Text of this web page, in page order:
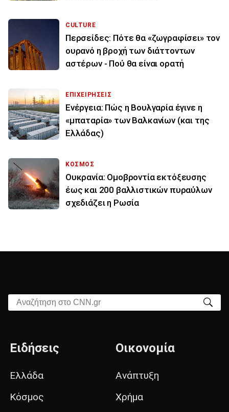
CULTURE
Περσείδες: Πότε θα «ζωγραφίσει» τον
ουρανό η βροχή των διάττοντων
αστέρων - Πού θα είναι ορατή
ΕΠΙΧΕΙΡΗΣΕΙΣ
Ενέργεια: Πώς η Βουλγαρία έγινε η
«μπαταρία» των Βαλκανίων (και της
Ελλάδας)
ΚΟΣΜΟΣ
Ουκρανία: Ομοβροντία εκτόξευσης
έως και 200 βαλλιστικών πυραύλων
σχεδιάζει η Ρωσία
Αναζήτηση στο CNN.gr
Ειδήσεις
Ελλάδα
Κόσμος
Οικονομία
Ανάπτυξη
Χρήμα